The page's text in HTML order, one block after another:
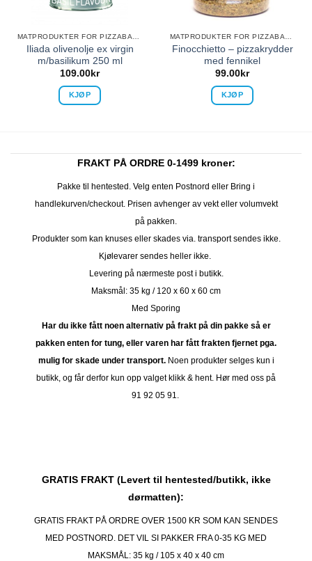
MATPRODUKTER FOR PIZZABAKING
Iliada olivenolje ex virgin
m/basilikum 250 ml
109.00 kr
KJØP
MATPRODUKTER FOR PIZZABAKING
Finocchietto – pizzakrydder
med fennikel
99.00 kr
KJØP
FRAKT PÅ ORDRE 0-1499 kroner:
Pakke til hentested. Velg enten Postnord eller Bring i
handlekurven/checkout. Prisen avhenger av vekt eller volumvekt
på pakken.
Produkter som kan knuses eller skades via. transport sendes ikke.
Kjølevarer sendes heller ikke.
Levering på nærmeste post i butikk.
Maksmål: 35 kg / 120 x 60 x 60 cm
Med Sporing
Har du ikke fått noen alternativ på frakt på din pakke så er
pakken enten for tung, eller varen har fått frakten fjernet pga.
mulig for skade under transport.Noen produkter selges kun i
butikk, og får derfor kun opp valget klikk & hent. Hør med oss på
91 92 05 91.
GRATIS FRAKT (Levert til hentested/butikk, ikke
dørmatten):
GRATIS FRAKT PÅ ORDRE OVER 1500 KR SOM KAN SENDES
MED POSTNORD. DET VIL SI PAKKER FRA 0-35 KG MED
MAKSMÅL: 35 kg / 105 x 40 x 40 cm